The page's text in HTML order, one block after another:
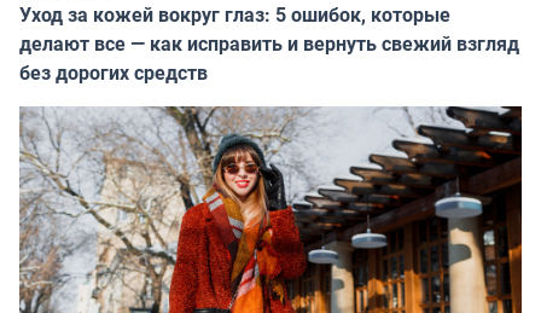
Уход за кожей вокруг глаз: 5 ошибок, которые
делают все — как исправить и вернуть свежий взгляд
без дорогих средств